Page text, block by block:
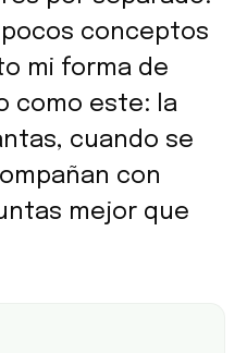
pocos conceptos
mi forma de
como este: la
cuando se
con
mejor que